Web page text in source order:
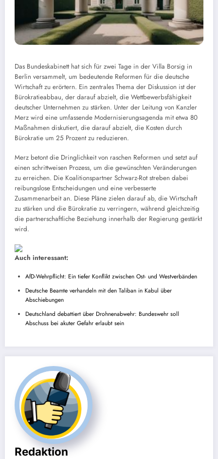
Das Bundeskabinett hat sich für zwei Tage in der Villa Borsig in
Berlin versammelt, um bedeutende Reformen für die deutsche
Wirtschaft zu erörtern. Ein zentrales Thema der Diskussion ist der
Bürokratieabbau, der darauf abzielt, die Wettbewerbsfähigkeit
deutscher Unternehmen zu stärken. Unter der Leitung von Kanzler
Merz wird eine umfassende Modernisierungsagenda mit etwa 80
Maßnahmen diskutiert, die darauf abzielt, die Kosten durch
Bürokratie um 25 Prozent zu reduzieren.
Merz betont die Dringlichkeit von raschen Reformen und setzt auf
einen schrittweisen Prozess, um die gewünschten Veränderungen
zu erreichen. Die Koalitionspartner Schwarz-Rot streben dabei
reibungslose Entscheidungen und eine verbesserte
Zusammenarbeit an. Diese Pläne zielen darauf ab, die Wirtschaft
zu stärken und die Bürokratie zu verringern, während gleichzeitig
die partnerschaftliche Beziehung innerhalb der Regierung gestärkt
wird.
Auch interessant:
AfD-Wehrpflicht: Ein tiefer Konflikt zwischen Ost- und Westverbänden
Deutsche Beamte verhandeln mit den Taliban in Kabul über
Abschiebungen
Deutschland debattiert über Drohnenabwehr: Bundeswehr soll
Abschuss bei akuter Gefahr erlaubt sein
Redaktion